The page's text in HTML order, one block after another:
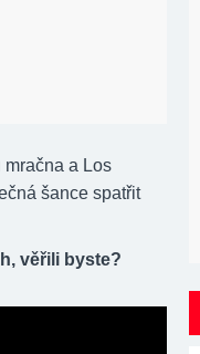
a Los
šance spatřit
věřili byste?